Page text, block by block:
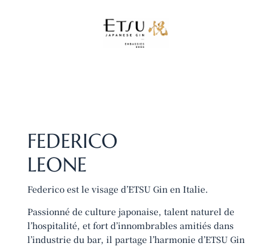
FEDERICO
LEONE
Federico est le visage d’ETSU Gin en Italie.
Passionné de culture japonaise, talent naturel de
l’hospitalité, et fort d’innombrables amitiés dans
l’industrie du bar, il partage l’harmonie d’ETSU Gin